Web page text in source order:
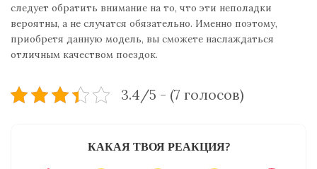
следует обратить внимание на то, что эти неполадки
вероятны, а не случатся обязательно. Именно поэтому,
приобретя данную модель, вы сможете наслаждаться
отличным качеством поездок.
3.4/5 - (7 голосов)
КАКАЯ ТВОЯ РЕАКЦИЯ?